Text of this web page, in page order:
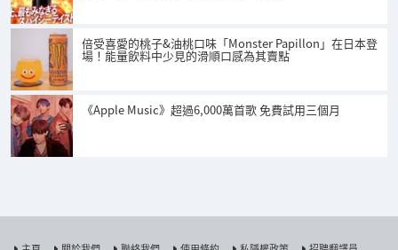
倍受喜愛的桃子&油桃口味「Monster Papillon」在日本登
場！能量飲料中少見的滑順口感為其賣點
《Apple Music》超過6,000萬首歌 免費試用三個月